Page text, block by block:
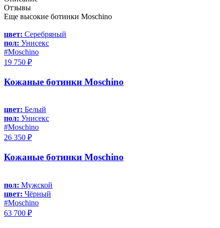
Отзывы
Еще высокие ботинки Moschino
цвет: Серебряный
пол: Унисекс
#Moschino
19 750 ₽
Кожаные ботинки Moschino
цвет: Белый
пол: Унисекс
#Moschino
26 350 ₽
Кожаные ботинки Moschino
пол: Мужской
цвет: Чёрный
#Moschino
63 700 ₽